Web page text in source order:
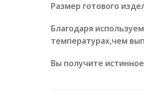
Размер готового
Благодаря
температурах,чем
Вы получите